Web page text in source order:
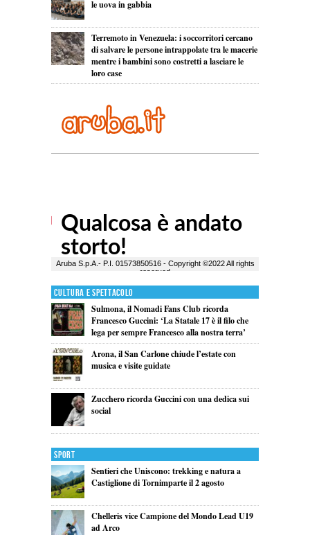
le uova in gabbia
Terremoto in Venezuela: i soccorritori cercano
di salvare le persone intrappolate tra le macerie
mentre i bambini sono costretti a lasciare le
loro case
Cultura e Spettacolo
Sulmona, il Nomadi Fans Club ricorda
Francesco Guccini: ‘La Statale 17 è il filo che
lega per sempre Francesco alla nostra terra’
Arona, il San Carlone chiude l’estate con
musica e visite guidate
Zucchero ricorda Guccini con una dedica sui
social
Sport
Sentieri che Uniscono: trekking e natura a
Castiglione di Tornimparte il 2 agosto
Chelleris vice Campione del Mondo Lead U19
ad Arco